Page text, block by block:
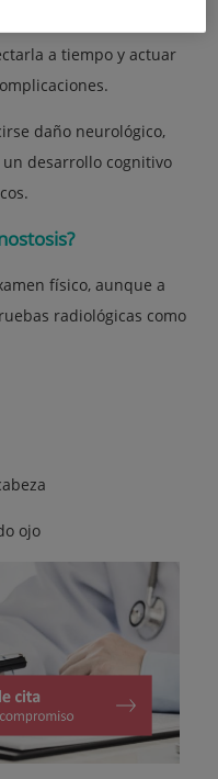
a tiempo y actuar
daño neurológico,
desarrollo cognitivo
físico, aunque a
radiológicas como
ojo